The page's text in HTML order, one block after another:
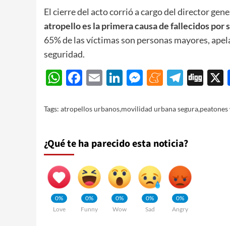
El cierre del acto corrió a cargo del director
atropello es la primera causa de fallecidos por
65% de las víctimas son personas mayores,
seguridad.
WhatsApp
Facebook
EmailLinkedIn
Messenger
Tags: atropellos urbanos,movilidad urbana segura,
¿Qué te ha parecido esta noticia?
0%
Love
0%
Funny
0%
Wow
0%
Sad
0%
Angry